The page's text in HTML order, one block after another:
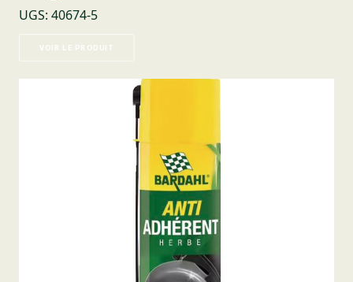
UGS: 40674-5
VOIR LE PRODUIT